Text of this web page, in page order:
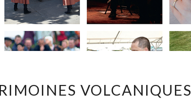
VOLCANIQUES